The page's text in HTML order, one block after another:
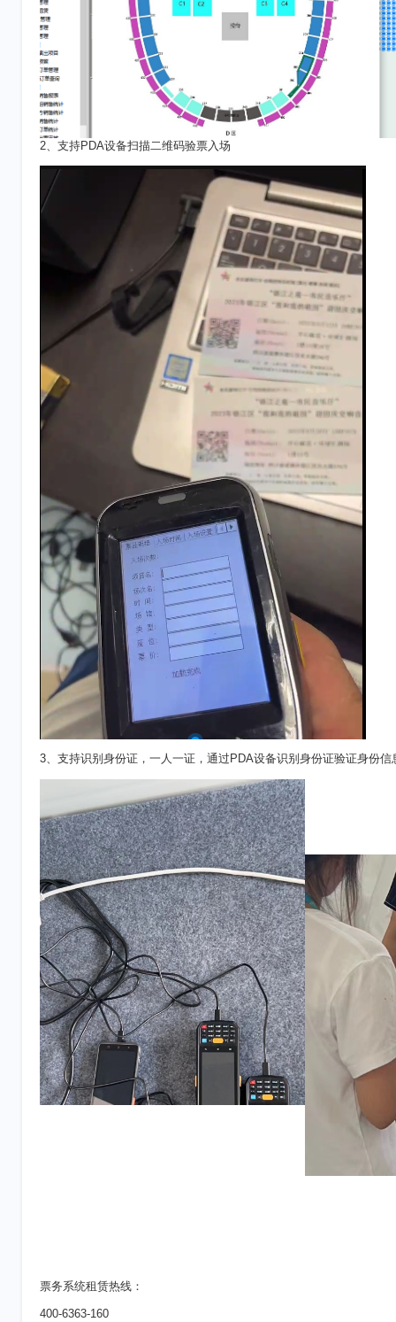
2、支持PDA设备扫描二维码验票入场
3、支持识别身份证，一人一证，通过PDA设备识别身份证验证身份信
票务系统租赁热线：
400-6363-160